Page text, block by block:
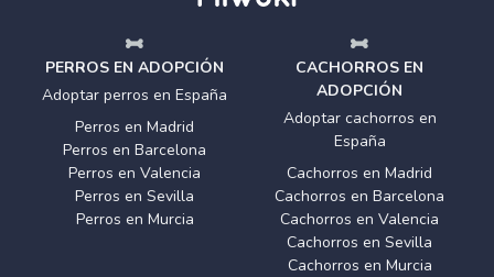
PERROS EN ADOPCIÓN
Adoptar perros en España
Perros en Madrid
Perros en Barcelona
Perros en Valencia
Perros en Sevilla
Perros en Murcia
CACHORROS EN
ADOPCIÓN
Adoptar cachorros en
España
Cachorros en Madrid
Cachorros en Barcelona
Cachorros en Valencia
Cachorros en Sevilla
Cachorros en Murcia